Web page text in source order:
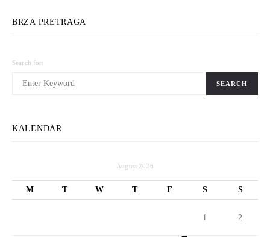
BRZA PRETRAGA
Search for:
SEARCH
KALENDAR
August 2026
M T W T F S S
1 2